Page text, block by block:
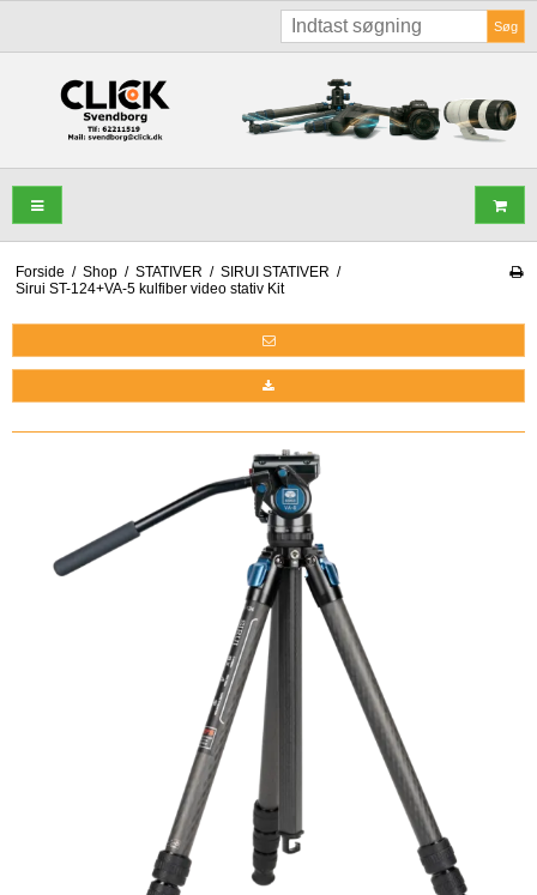
Søg
Forside / Shop / STATIVER / SIRUI STATIVER /
Sirui ST-124+VA-5 kulfiber video stativ Kit